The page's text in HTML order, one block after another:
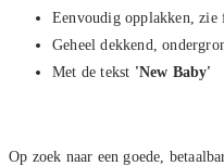
Eenvoudig opplakken, zie
Geheel dekkend,
Met de tekst 'New Baby'
Op zoek naar een goede,